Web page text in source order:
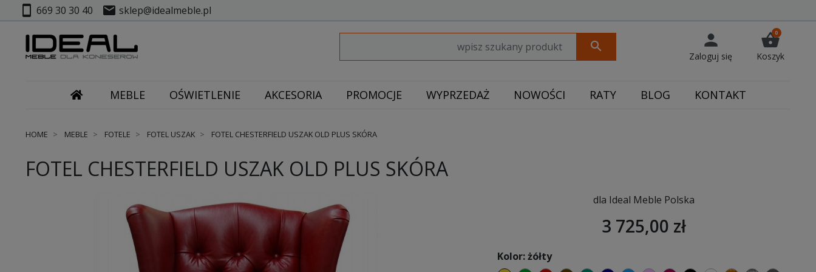
smartphone 669 30 30 40 mail sklep@idealmeble.pl
search person
Zaloguj się
shopping_basket
0
Koszyk
MEBLE OŚWIETLENIE AKCESORIA PROMOCJE WYPRZEDAŻ NOWOŚCI RATY BLOG KONTAKT
HOME MEBLE FOTELE FOTEL USZAK FOTEL CHESTERFIELD USZAK OLD PLUS SKÓRA
FOTEL CHESTERFIELD USZAK OLD PLUS SKÓRA
dla Ideal Meble Polska
3 725,00 zł
Kolor: żółty